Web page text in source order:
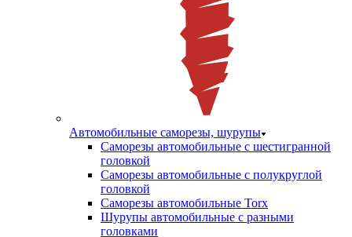
Автомобильные саморезы, шурупы
Саморезы автомобильные с шестигранной
головкой
Саморезы автомобильные с полукруглой
головкой
Саморезы автомобильные Torx
Шурупы автомобильные с разными
головками